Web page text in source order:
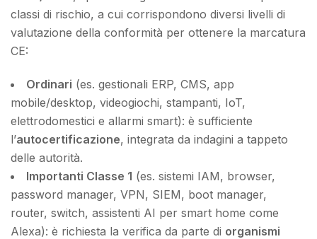
classi di rischio, a cui corrispondono diversi livelli di
valutazione della conformità per ottenere la marcatura
CE:
Ordinari (es. gestionali ERP, CMS, app
mobile/desktop, videogiochi, stampanti, IoT,
elettrodomestici e allarmi smart): è sufficiente
l’autocertificazione, integrata da indagini a tappeto
delle autorità.
Importanti Classe 1 (es. sistemi IAM, browser,
password manager, VPN, SIEM, boot manager,
router, switch, assistenti AI per smart home come
Alexa): è richiesta la verifica da parte di organismi